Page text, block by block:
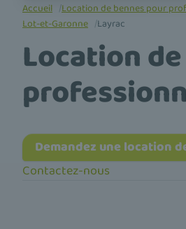
Accueil /Location de bennes pour
Lot-et-Garonne /Layrac
Location
Demandez une location
Contactez-nous